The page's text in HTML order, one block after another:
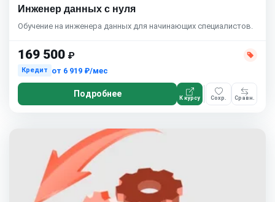
Инженер данных с нуля
Обучение на инженера данных для начинающих специалистов.
169 500 ₽
Кредит от 6 919 ₽/мес
Подробнее К курсу Сохр. Сравн.